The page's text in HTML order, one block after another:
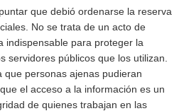
que debió ordenarse la reserva
No se trata de un acto de
indispensable para proteger la
servidores públicos que los utilizan.
personas ajenas pudieran
el acceso a la información es un
de quienes trabajan en las